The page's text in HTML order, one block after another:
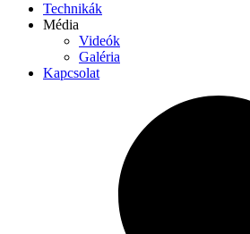
Technikák
Média
Videók
Galéria
Kapcsolat